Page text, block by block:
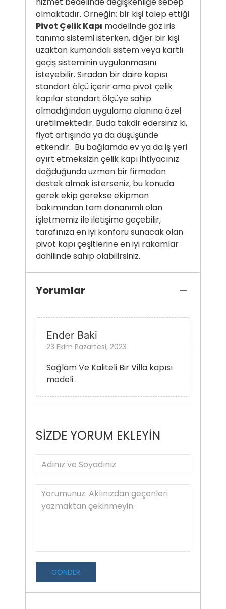
olmaktadır. Örneğin; bir kişi talep ettiği
Pivot Çelik Kapı modelinde göz iris
tanıma sistemi isterken, diğer bir kişi
uzaktan kumandalı sistem veya kartlı
geçiş sisteminin uygulanmasını
isteyebilir. Sıradan bir daire kapısı
standart ölçü içerir ama pivot çelik
kapılar standart ölçüye sahip
olmadığından uygulama alanına özel
üretilmektedir. Buda takdir edersiniz ki,
fiyat artışında ya da düşüşünde
etkendir. Bu bağlamda ev ya da iş yeri
ayırt etmeksizin çelik kapı ihtiyacınız
doğduğunda uzman bir firmadan
destek almak isterseniz, bu konuda
gerek ekip gerekse ekipman
bakımından tam donanımlı olan
işletmemiz ile iletişime geçebilir,
tarafınıza en iyi konforu sunacak olan
pivot kapı çeşitlerine en iyi rakamlar
dahilinde sahip olabilirsiniz.
Yorumlar
Ender Baki
23 Ekim Pazartesi, 2023
Sağlam Ve Kaliteli Bir Villa kapısı
modeli .
SİZDE YORUM EKLEYİN
GÖNDER